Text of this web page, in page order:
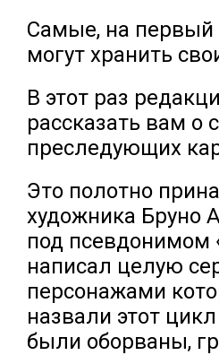
Самые, на первый
могут хранить
В этот раз
рассказать вам о
преследующих
Это полотно
художника Бруно
под псевдонимом
написал целую
персонажами
назвали этот
были оборваны,